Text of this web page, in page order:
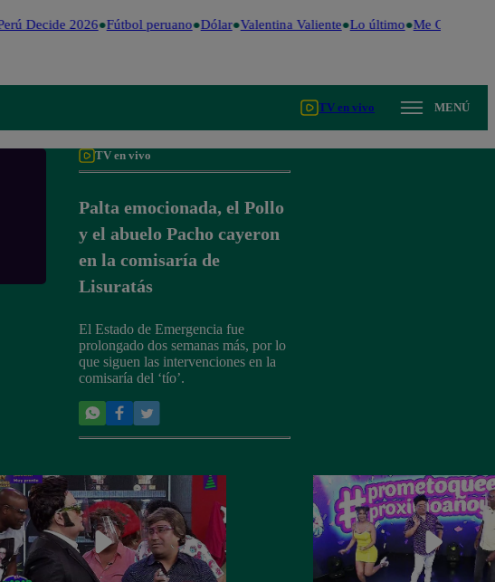
Decide 2026 Fútbol peruano Dólar Valentina Valiente Lo último Me Caigo de
TV en vivo MENÚ
TV en vivo
Palta emocionada, el Pollo
y el abuelo Pacho cayeron
en la comisaría de
Lisuratás
El Estado de Emergencia fue
prolongado dos semanas más, por lo
que siguen las intervenciones en la
comisaría del ‘tío’.